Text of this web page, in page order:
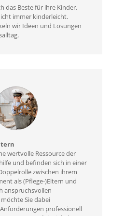
das Beste für ihre Kinder,
immer kinderleicht.
wir Ideen und Lösungen
wertvolle Ressource der
und befinden sich in einer
zwischen ihrem
als (Pflege-)Eltern und
anspruchsvollen
Sie dabei
professionell